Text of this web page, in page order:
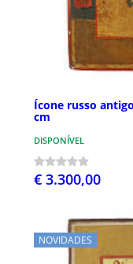
Ícone russo
cm
DISPONÍVEL
€ 3.300,00
NOVIDADES